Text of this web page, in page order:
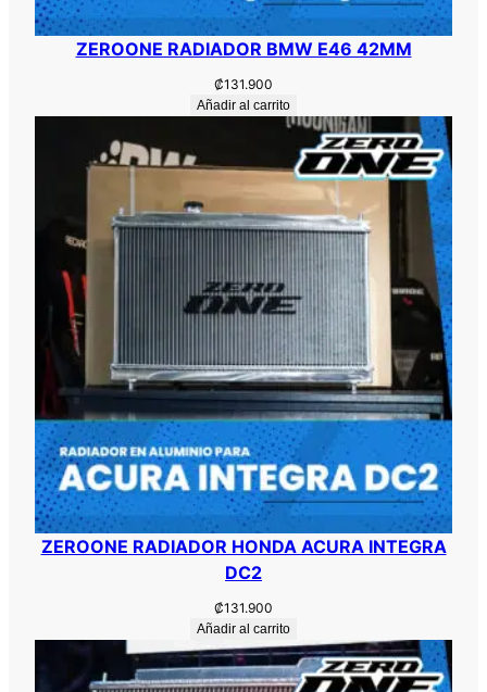
ZEROONE RADIADOR BMW E46 42MM
₡131.900
Añadir al carrito
ZEROONE RADIADOR HONDA ACURA INTEGRA
DC2
₡131.900
Añadir al carrito